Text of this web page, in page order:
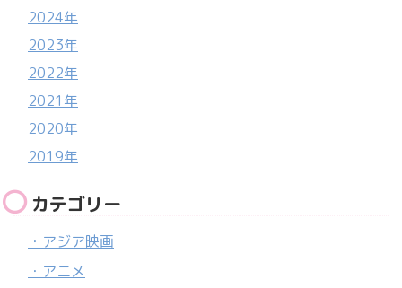
2024年
2023年
2022年
2021年
2020年
2019年
カテゴリー
・アジア映画
・アニメ